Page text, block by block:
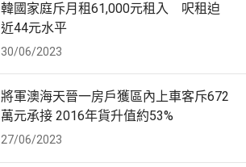
韓國家庭斥月租61,000元租入 呎租迫
近44元水平
30/06/2023
將軍澳海天晉一房戶獲區內上車客斥672
萬元承接 2016年貨升值約53%
27/06/2023